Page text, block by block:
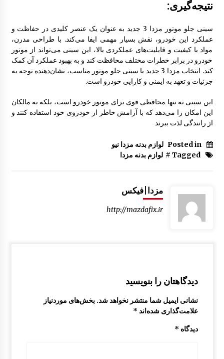
نتیجه‌گیری:
سینی جلو موتور مزدا 3 جدید به عنوان یک عنصر کلیدی در حفاظت و
عملکرد این خودرو، نقش بسیار مهمی ایفا می‌کند. با طراحی مدرن،
مواد با کیفیت و قابلیت‌های عملکردی بالا، این سینی می‌تواند از موتور
خودرو در برابر خطرات مختلف محافظت کند و به بهبود عملکرد آن کمک
کند. انتخاب مزدا 3 جدید با سینی جلو موتور مناسب، نشان‌دهنده توجه به
جزئیات و تعهد به ایمنی و کارایی خودرو است.
این سینی نه تنها محافظی قوی برای موتور خودرو است، بلکه به مالکان
این امکان را می‌دهد که با آرامش خاطر از خودروی خود استفاده کنند و
از رانندگی لذت ببرند
Posted in لوازم بدنه مزدا نیو
Tagged #
لوازم بدنه مزدا
مزدا|فیکس
http://mazdafix.ir
دیدگاهتان را بنویسید
نشانی ایمیل شما منتشر نخواهد شد. بخش‌های موردنیاز
علامت‌گذاری شده‌اند *
دیدگاه *